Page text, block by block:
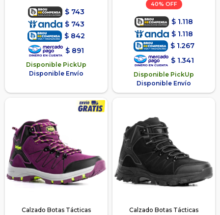
$ 743
$ 743
$ 842
$ 891
Disponible PickUp
Disponible Envío
40
$ 1.118
$ 1.118
$ 1.267
$ 1.341
Disponible PickUp
Disponible Envío
Calzado Botas Tácticas
Calzado Botas Tácticas